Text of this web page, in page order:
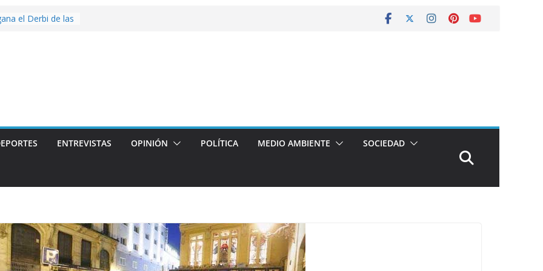
el Derbi de las
ENTREVISTAS OPINIÓN POLÍTICA MEDIO AMBIENTE SOCIEDAD